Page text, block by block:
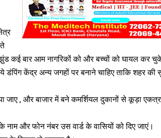
बार आम नागरिकों को और बच्चों को घायल कर
डंपिंग केंद्र अन्य जगहों पर बनाने चाहिए ताकि शहर की
जाए , और बाजार में बने कमर्शियल दुकानों से कूड़ा
नाम और फोन नंबर उस वार्ड के वासियों को दिए जाएं।